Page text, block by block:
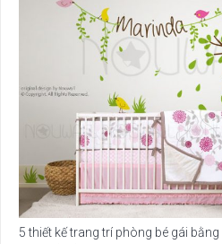
5 thiết kế trang trí phòng bé gái